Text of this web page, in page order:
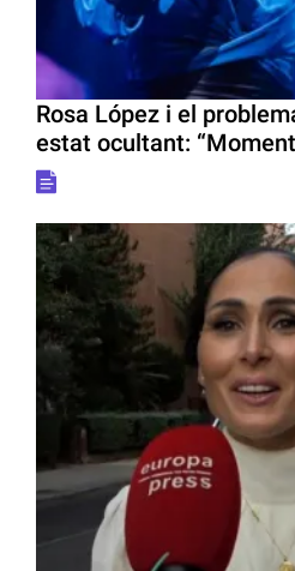
Rosa López i el
estat ocultant: